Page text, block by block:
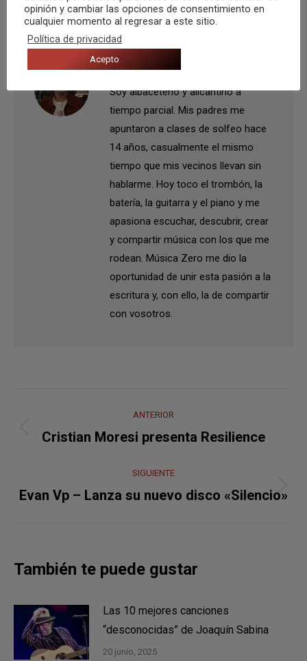
Autor:Daniel Diaz
Soy albaceteño y alicantino a
tiempo parcial. Mis padres me
apuntaron a clases de solfeo hace
14 años, casualmente el mismo
tiempo que mis vecinos llevan sin
hablarme. Hoy toco el trombón, la
batería, la guitarra y el piano y me
apasiona escuchar, descubrir, crear
y compartir música con los que me
rodean. Música Zero me dio la
oportunidad de unir esta pasión a la
escritura y, con ello, la de compartir
con vosotros.
entre
publicaciones
ANTERIOR
Publicación
Cristian Moresi presenta Resilience
SIGUIENTE
Publicación
Evan Vp – Lanza su nuevo disco «Silencio»
También te puede gustar
Las 10 mejores canciones
“desconocidas” de Joaquín Sabina
20 junio, 2025
opinión y cambiar las opciones de consentimiento en
cualquier momento al regresar a este sitio.
Política de privacidad
Acepto